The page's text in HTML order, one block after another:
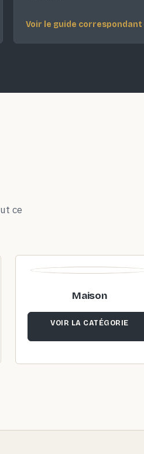
Voir le guide correspondant
ce
Maison
VOIR LA CATÉGORIE